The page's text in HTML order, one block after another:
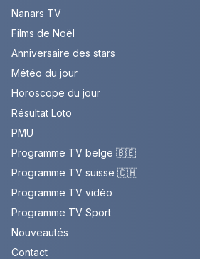
Nanars TV
Films de Noël
Anniversaire des stars
Météo du jour
Horoscope du jour
Résultat Loto
PMU
Programme TV belge 🇧🇪
Programme TV suisse 🇨🇭
Programme TV vidéo
Programme TV Sport
Nouveautés
Contact